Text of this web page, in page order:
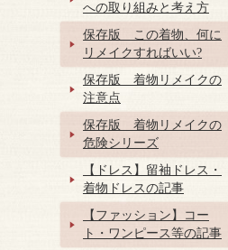
への取り組みと考え方
保存版 この着物、何に
リメイクすればいい?
保存版 着物リメイクの
注意点
保存版 着物リメイクの
危険シリーズ
【ドレス】留袖ドレス・
着物ドレスの記事
【ファッション】コー
ト・ワンピース等の記事